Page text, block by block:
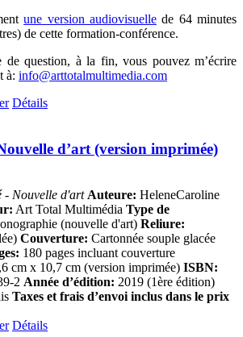
une version audiovisuellede 64 minutes
de cette formation-conférence.
de question, à la fin, vous pouvez m’écrire
à: info@arttotalmultimedia.com
Détails
d’art (version imprimée)
- Nouvelle d'art Auteure: HeleneCaroline
Art Total Multimédia Type de
(nouvelle d'art) Reliure:
Couverture: Cartonnée souple glacée
180 pages incluant couverture
cm x 10,7 cm (version imprimée) ISBN:
2 Année d’édition: 2019 (1ère édition)
Taxes et frais d’envoi inclus dans le prix
Détails